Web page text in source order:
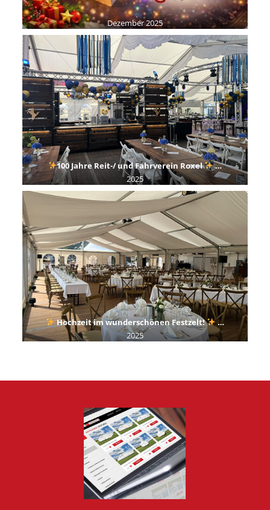
Dezember 2025
100 Jahre Reit-/ und Fahrverein Roxel
…
2025
Hochzeit im wunderschönen Festzelt!
…
2025